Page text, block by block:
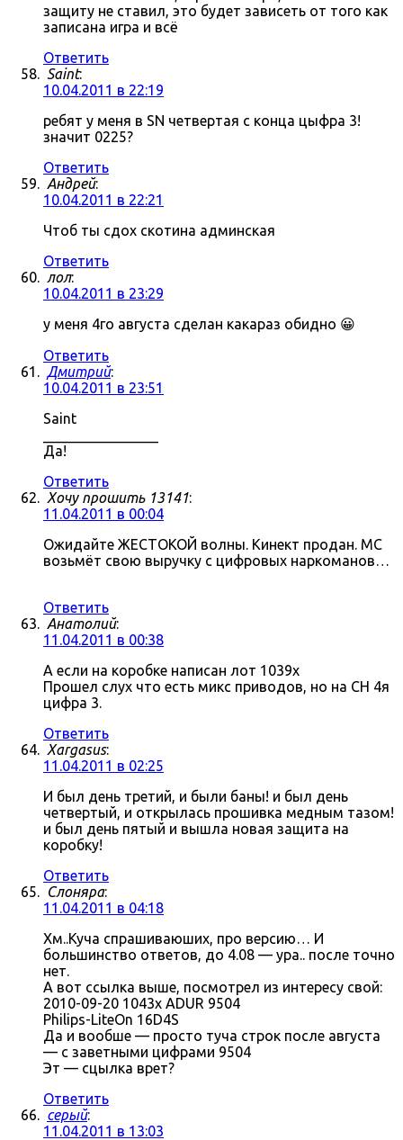
защиту не ставил, это будет зависеть от того как
записана игра и всё
Ответить
Saint:
10.04.2011 в 22:19
ребят у меня в SN четвертая с конца цыфра 3!
значит 0225?
Ответить
Андрей:
10.04.2011 в 22:21
Чтоб ты сдох скотина админская
Ответить
лол:
10.04.2011 в 23:29
у меня 4го августа сделан какараз обидно 😀
Ответить
Дмитрий:
10.04.2011 в 23:51
Saint
Да!
Ответить
Хочу прошить 13141:
11.04.2011 в 00:04
Ожидайте ЖЕСТОКОЙ волны. Кинект продан. МС
возьмёт свою выручку с цифровых наркоманов…
Ответить
Анатолий:
11.04.2011 в 00:38
А если на коробке написан лот 1039x
Прошел слух что есть микс приводов, но на СН 4я
цифра 3.
Ответить
Xargasus:
11.04.2011 в 02:25
И был день третий, и были баны! и был день
четвертый, и открылась прошивка медным тазом!
и был день пятый и вышла новая защита на
коробку!
Ответить
Слоняра:
11.04.2011 в 04:18
Хм..Куча спрашиваюших, про версию… И
большинство ответов, до 4.08 — ура.. после точно
нет.
А вот ссылка выше, посмотрел из интересу свой:
2010-09-20 1043x ADUR 9504
Philips-LiteOn 16D4S
Да и вообше — просто туча строк после августа
— с заветными цифрами 9504
Эт — сцылка врет?
Ответить
серый:
11.04.2011 в 13:03